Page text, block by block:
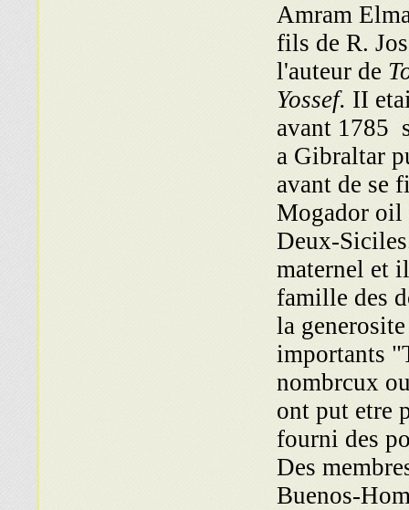
Amram
fils de R.
l'auteur de
Yossef. II
avant 1785
a Gibraltar
avant de se
Mogador oil
Deux-
maternel et
famille des
la
importants
nombrcux
ont put etre
fourni des
Des
Buenos-